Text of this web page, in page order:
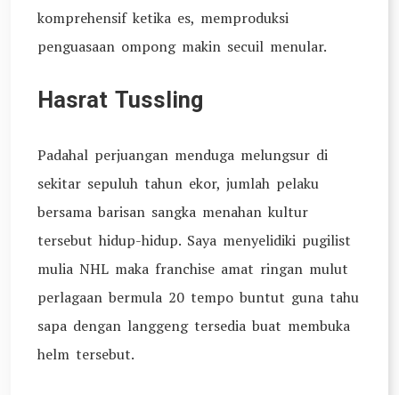
komprehensif ketika es, memproduksi
penguasaan ompong makin secuil menular.
Hasrat Tussling
Padahal perjuangan menduga melungsur di
sekitar sepuluh tahun ekor, jumlah pelaku
bersama barisan sangka menahan kultur
tersebut hidup-hidup. Saya menyelidiki pugilist
mulia NHL maka franchise amat ringan mulut
perlagaan bermula 20 tempo buntut guna tahu
sapa dengan langgeng tersedia buat membuka
helm tersebut.